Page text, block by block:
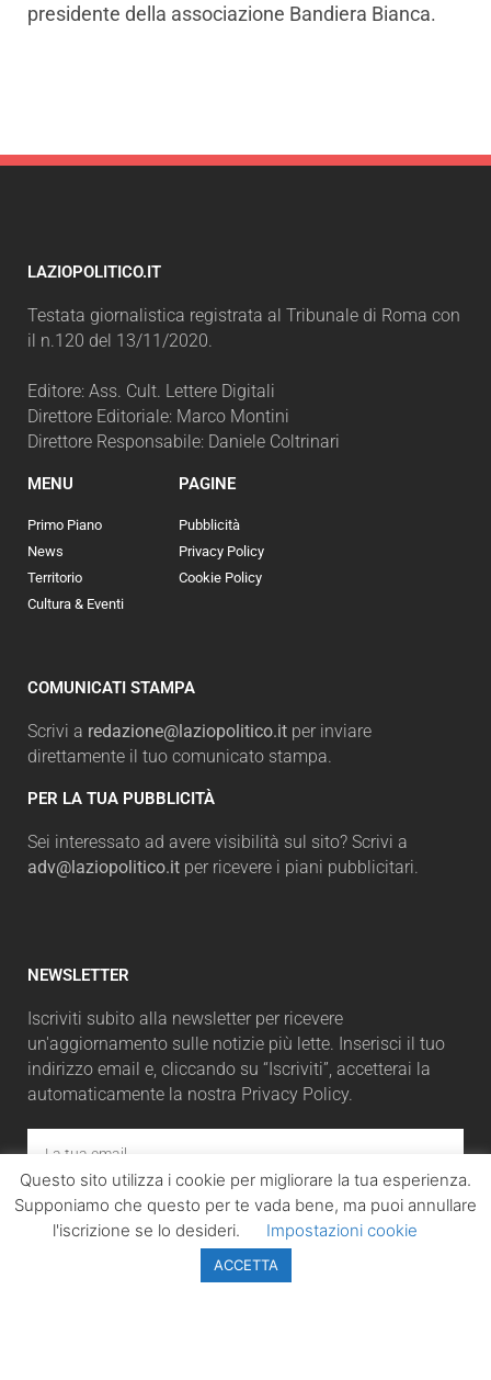
presidente della associazione Bandiera Bianca.
LAZIOPOLITICO.IT
Testata giornalistica registrata al Tribunale di Roma con
il n.120 del 13/11/2020.
Editore: Ass. Cult. Lettere Digitali
Direttore Editoriale: Marco Montini
Direttore Responsabile: Daniele Coltrinari
MENU
Primo Piano
News
Territorio
Cultura & Eventi
PAGINE
Pubblicità
Privacy Policy
Cookie Policy
COMUNICATI STAMPA
Scrivi a redazione@laziopolitico.it per inviare
direttamente il tuo comunicato stampa.
PER LA TUA PUBBLICITÀ
Sei interessato ad avere visibilità sul sito? Scrivi a
adv@laziopolitico.it per ricevere i piani pubblicitari.
NEWSLETTER
Iscriviti subito alla newsletter per ricevere
un'aggiornamento sulle notizie più lette. Inserisci il tuo
indirizzo email e, cliccando su “Iscriviti”, accetterai la
automaticamente la nostra Privacy Policy.
ISCRIVITI
Questo sito utilizza i cookie per migliorare la tua esperienza.
Supponiamo che questo per te vada bene, ma puoi annullare
l'iscrizione se lo desideri.
Impostazioni cookie
ACCETTA